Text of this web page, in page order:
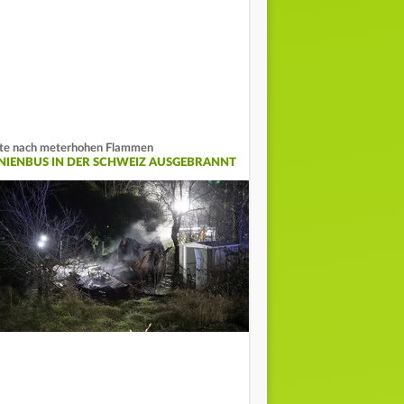
nach meterhohen Flammen
IN DER SCHWEIZ AUSGEBRANNT